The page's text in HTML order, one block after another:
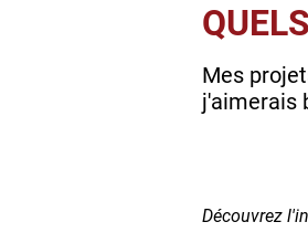
Mes
j'aimerais
Découvrez